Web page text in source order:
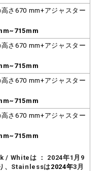
さ670 mm+アジャスター
さ670 mm+アジャスター
さ670 mm+アジャスター
さ670 mm+アジャスター
Whiteは ： 2024年1月9
、Stainlessは2024年3月